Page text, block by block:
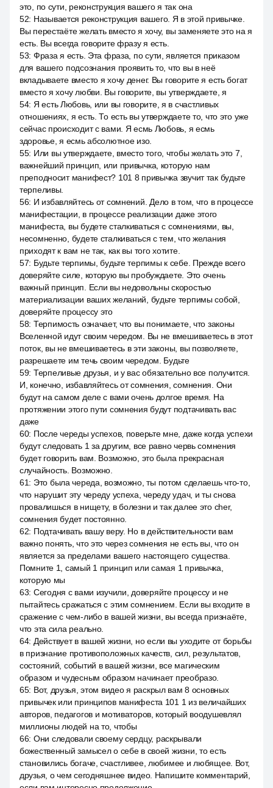
это, по сути, реконструкция вашего я так она
52: Называется реконструкция вашего. Я в этой привычке.
Вы перестаёте желать вместо я хочу, вы заменяете это на я
есть. Вы всегда говорите фразу я есть.
53: Фраза я есть. Эта фраза, по сути, является приказом
для вашего подсознания проявить то, что вы в неё
вкладываете вместо я хочу денег. Вы говорите я есть богат
вместо я хочу любви. Вы говорите, вы утверждаете, я
54: Я есть Любовь, или вы говорите, я в счастливых
отношениях, я есть. То есть вы утверждаете то, что это уже
сейчас происходит с вами. Я есмь Любовь, я есмь
здоровье, я есмь абсолютное изо.
55: Или вы утверждаете, вместо того, чтобы желать это 7,
важнейший принцип, или привычка, которую нам
преподносит манифест? 101 8 привычка звучит так будьте
терпеливы.
56: И избавляйтесь от сомнений. Дело в том, что в процессе
манифестации, в процессе реализации даже этого
манифеста, вы будете сталкиваться с сомнениями, вы,
несомненно, будете сталкиваться с тем, что желания
приходят к вам не так, как вы того хотите.
57: Будьте терпимы, будьте терпимы к себе. Прежде всего
доверяйте силе, которую вы пробуждаете. Это очень
важный принцип. Если вы недовольны скоростью
материализации ваших желаний, будьте терпимы собой,
доверяйте процессу это
58: Терпимость означает, что вы понимаете, что законы
Вселенной идут своим чередом. Вы не вмешиваетесь в этот
поток, вы не вмешиваетесь в эти законы, вы позволяете,
разрешаете им течь своим чередом. Будьте
59: Терпеливые друзья, и у вас обязательно все получится.
И, конечно, избавляйтесь от сомнения, сомнения. Они
будут на самом деле с вами очень долгое время. На
протяжении этого пути сомнения будут подтачивать вас
даже
60: После череды успехов, поверьте мне, даже когда успехи
будут следовать 1 за другим, все равно червь сомнения
будет говорить вам. Возможно, это была прекрасная
случайность. Возможно.
61: Это была череда, возможно, ты потом сделаешь что-то,
что нарушит эту череду успеха, череду удач, и ты снова
провалишься в нищету, в болезни и так далее это cher,
сомнения будет постоянно.
62: Подтачивать вашу веру. Но в действительности вам
важно понять, что это через сомнения не есть вы, что он
является за пределами вашего настоящего существа.
Помните 1, самый 1 принцип или самая 1 привычка,
которую мы
63: Сегодня с вами изучили, доверяйте процессу и не
пытайтесь сражаться с этим сомнением. Если вы входите в
сражение с чем-либо в вашей жизни, вы всегда признаёте,
что эта сила реально.
64: Действует в вашей жизни, но если вы уходите от борьбы
в признание противоположных качеств, сил, результатов,
состояний, событий в вашей жизни, все магическим
образом и чудесным образом начинает преобразо.
65: Вот, друзья, этом видео я раскрыл вам 8 основных
привычек или принципов манифеста 101 1 из величайших
авторов, педагогов и мотиваторов, который воодушевлял
миллионы людей на то, чтобы
66: Они следовали своему сердцу, раскрывали
божественный замысел о себе в своей жизни, то есть
становились богаче, счастливее, любимее и любящее. Вот,
друзья, о чем сегодняшнее видео. Напишите комментарий,